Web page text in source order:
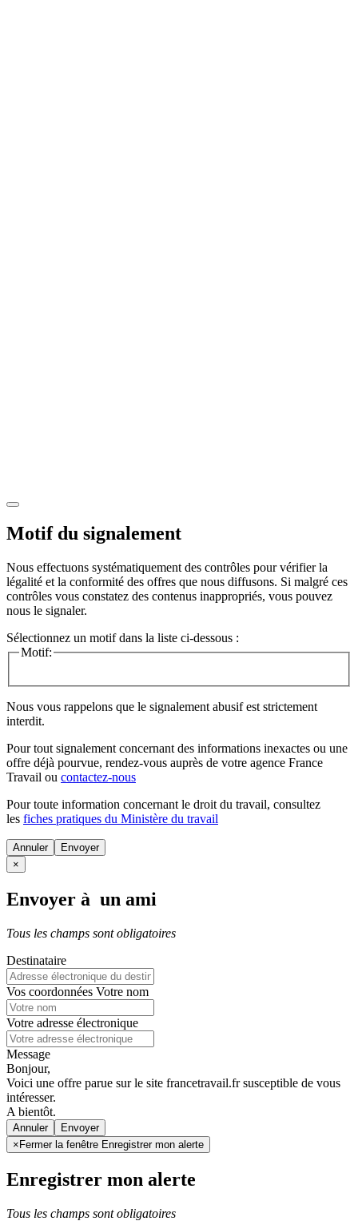
Motif du signalement
Nous effectuons systématiquement des contrôles pour vérifier la
légalité et la conformité des offres que nous diffusons. Si malgré ces
contrôles vous constatez des contenus inappropriés, vous pouvez
nous le signaler.
Sélectionnez un motif dans la liste ci-dessous :
Motif:
Nous vous rappelons que le signalement abusif est strictement
interdit.
Pour tout signalement concernant des informations inexactes ou une
offre déjà pourvue, rendez-vous auprès de votre agence France
Travail ou contactez-nous
Pour toute information concernant le droit du travail, consultez
les fiches pratiques du Ministère du travail
Annuler
×
Envoyer à un ami
Tous les champs sont obligatoires
Destinataire
Vos coordonnées Votre nom
Votre adresse électronique
Message
Bonjour,
Voici une offre parue sur le site francetravail.fr susceptible de vous
intéresser.
A bientôt.
Annuler
× Fermer la fenêtre Enregistrer mon alerte
Enregistrer mon alerte
Tous les champs sont obligatoires